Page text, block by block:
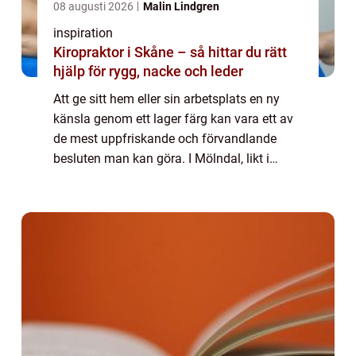
08 augusti 2026 Malin Lindgren
inspiration
Kiropraktor i Skåne – så hittar du rätt
hjälp för rygg, nacke och leder
Att ge sitt hem eller sin arbetsplats en ny
känsla genom ett lager färg kan vara ett av
de mest uppfriskande och förvandlande
besluten man kan göra. I Mölndal, likt i